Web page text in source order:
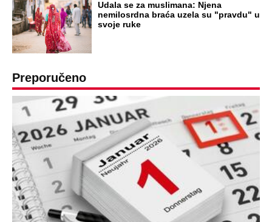
Udala se za muslimana: Njena
nemilosrdna braća uzela su "pravdu" u
svoje ruke
Preporučeno